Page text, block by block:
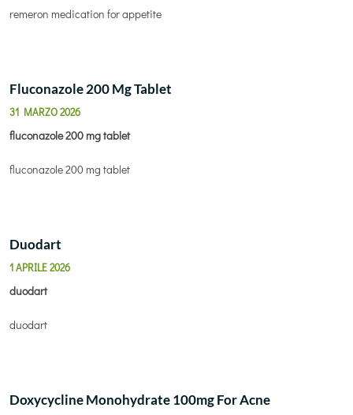
remeron medication for appetite
Fluconazole 200 Mg Tablet
31 MARZO 2026
fluconazole 200 mg tablet
fluconazole 200 mg tablet
Duodart
1 APRILE 2026
duodart
duodart
Doxycycline Monohydrate 100mg For Acne